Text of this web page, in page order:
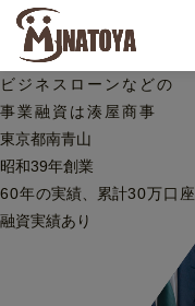
ビジネスローンなどの
事業融資は湊屋商事
東京都南青山
昭和39年創業
60年の実績、累計30万口座
融資実績あり